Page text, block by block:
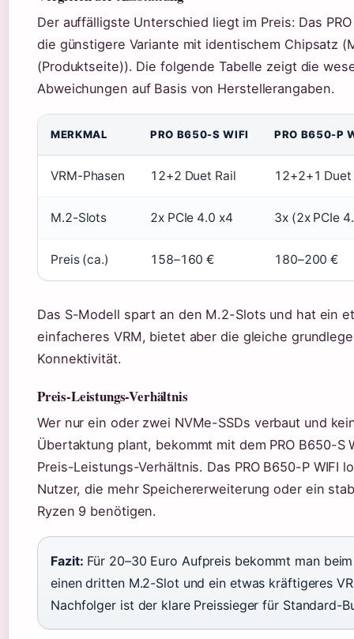
Der auffälligste Unterschied liegt im Preis: Das
die günstigere Variante mit identischem Chipsatz
(Produktseite)). Die folgende Tabelle zeigt die
Abweichungen auf Basis von Herstellerangaben.
MERKMAL PRO B650-S WIFI PRO B650-P
VRM-Phasen 12+2 Duet Rail 12+2+1 Duet
M.2-Slots 2x PCIe 4.0 x4 3x (2x PCIe
Preis (ca.) 158–160 € 180–200 €
Das S-Modell spart an den M.2-Slots und hat ein
einfacheres VRM, bietet aber die gleiche
Konnektivität.
Preis-Leistungs-Verhältnis
Wer nur ein oder zwei NVMe-SSDs verbaut und
Übertaktung plant, bekommt mit dem PRO B650-S
Preis-Leistungs-Verhältnis. Das PRO B650-P WIFI
Nutzer, die mehr Speichererweiterung oder ein
Ryzen 9 benötigen.
Fazit: Für 20–30 Euro Aufpreis bekommt man
einen dritten M.2-Slot und ein etwas kräftigeres
Nachfolger ist der klare Preissieger für Standard-